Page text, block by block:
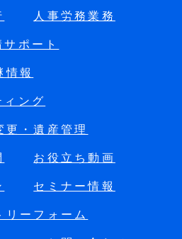
人事労務業務
ポート
情報
ング
・遺産管理
お役立ち動画
セミナー情報
リーフォーム